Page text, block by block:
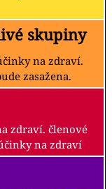
skupiny
na zdraví.
zasažena.
zdraví. členové
na zdraví